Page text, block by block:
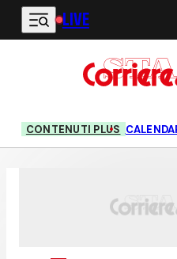
Vai al contenuto principale
LIVE
CONTENUTI PLUS